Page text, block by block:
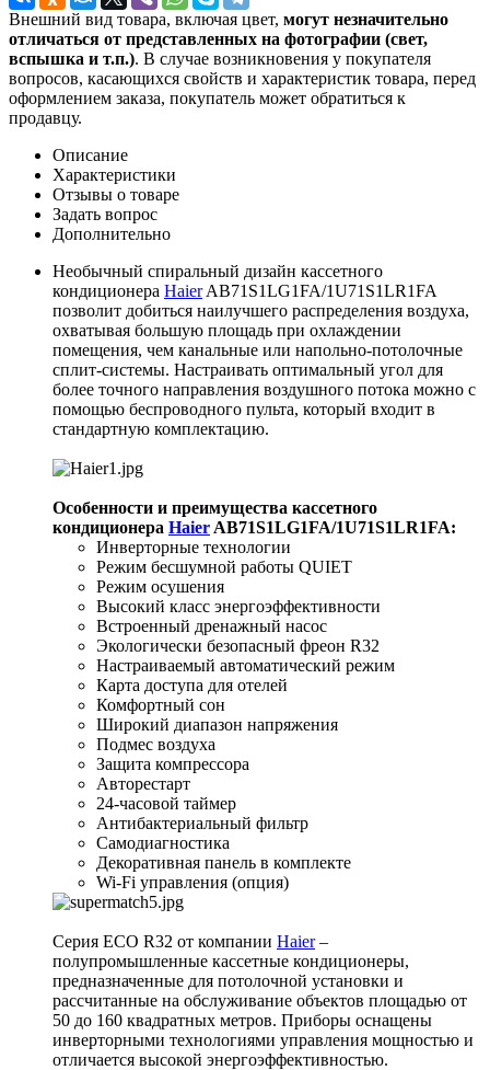
Внешний вид товара, включая цвет, могут незначительно
отличаться от представленных на фотографии (свет,
вспышка и т.п.). В случае возникновения у покупателя
вопросов, касающихся свойств и характеристик товара, перед
оформлением заказа, покупатель может обратиться к
продавцу.
Описание
Характеристики
Отзывы о товаре
Задать вопрос
Дополнительно
Необычный спиральный дизайн кассетного
кондиционера HaierAB71S1LG1FA/1U71S1LR1FA
позволит добиться наилучшего распределения воздуха,
охватывая большую площадь при охлаждении
помещения, чем канальные или напольно-потолочные
сплит-системы. Настраивать оптимальный угол для
более точного направления воздушного потока можно с
помощью беспроводного пульта, который входит в
стандартную комплектацию.
Особенности и преимущества кассетного
кондиционера Haier AB71S1LG1FA/1U71S1LR1FA:
Инверторные технологии
Режим бесшумной работы QUIET
Режим осушения
Высокий класс энергоэффективности
Встроенный дренажный насос
Экологически безопасный фреон R32
Настраиваемый автоматический режим
Карта доступа для отелей
Комфортный сон
Широкий диапазон напряжения
Подмес воздуха
Защита компрессора
Авторестарт
24-часовой таймер
Антибактериальный фильтр
Самодиагностика
Декоративная панель в комплекте
Wi-Fi управления (опция)
Серия ECO R32 от компании Haier–
полупромышленные кассетные кондиционеры,
предназначенные для потолочной установки и
рассчитанные на обслуживание объектов площадью от
50 до 160 квадратных метров. Приборы оснащены
инверторными технологиями управления мощностью и
отличается высокой энергоэффективностью.